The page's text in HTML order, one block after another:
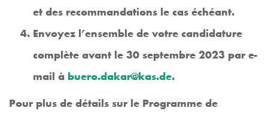
et des recommandations le cas échéant.
Envoyez l’ensemble de votre candidature
complète avant le 30 septembre 2023 par e-
mail à buero.dakar@kas.de.
Pour plus de détails sur le Programme de